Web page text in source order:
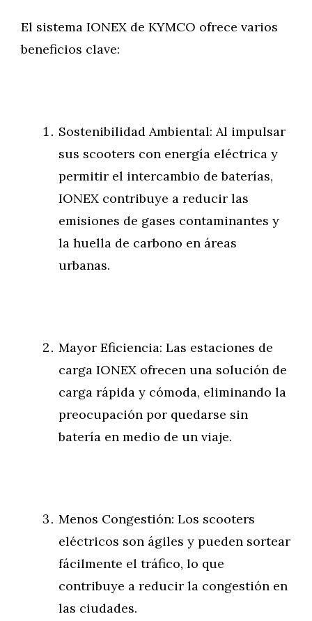
El sistema IONEX de KYMCO ofrece varios
beneficios clave:
Sostenibilidad Ambiental: Al impulsar
sus scooters con energía eléctrica y
permitir el intercambio de baterías,
IONEX contribuye a reducir las
emisiones de gases contaminantes y
la huella de carbono en áreas
urbanas.
Mayor Eficiencia: Las estaciones de
carga IONEX ofrecen una solución de
carga rápida y cómoda, eliminando la
preocupación por quedarse sin
batería en medio de un viaje.
Menos Congestión: Los scooters
eléctricos son ágiles y pueden sortear
fácilmente el tráfico, lo que
contribuye a reducir la congestión en
las ciudades.